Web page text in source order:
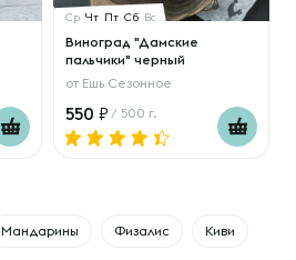
Ср Чт Пт Сб Вс
Виноград "Дамские
пальчики" черный
от Ешь Сезонное
550 / 500 г.
Мандарины Физалис Киви